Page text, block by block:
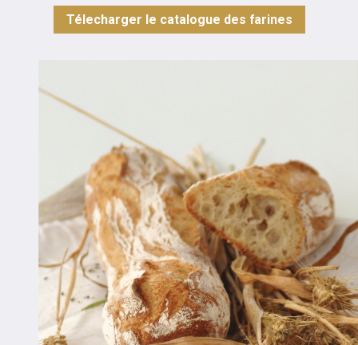
Télecharger le catalogue des farines